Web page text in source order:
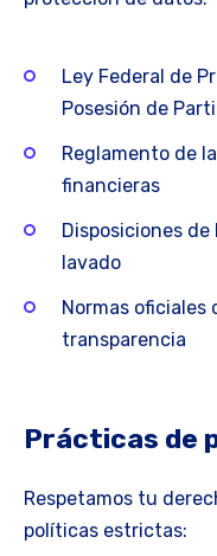
Ley Federal de
Posesión de
Reglamento de
financieras
Disposiciones de
lavado
Normas oficiales
transparencia
Prácticas de
Respetamos tu
políticas estrictas: